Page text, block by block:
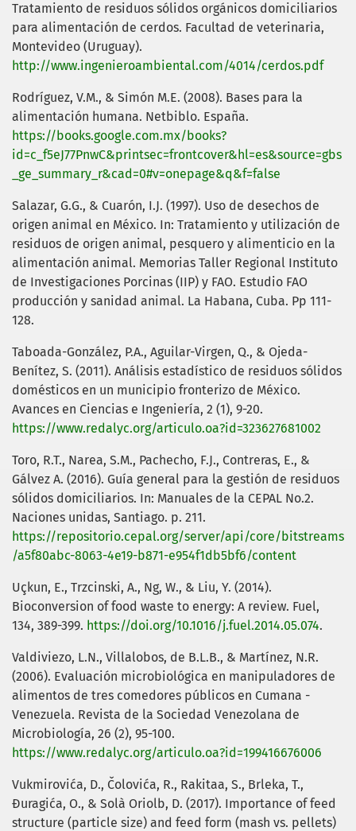
Tratamiento de residuos sólidos orgánicos domiciliarios
para alimentación de cerdos. Facultad de veterinaria,
Montevideo (Uruguay).
http://www.ingenieroambiental.com/4014/cerdos.pdf
Rodríguez, V.M., & Simón M.E. (2008). Bases para la
alimentación humana. Netbiblo. España.
https://books.google.com.mx/books?
id=c_f5eJ77PnwC&printsec=frontcover&hl=es&source=gbs
_ge_summary_r&cad=0#v=onepage&q&f=false
Salazar, G.G., & Cuarón, I.J. (1997). Uso de desechos de
origen animal en México. In: Tratamiento y utilización de
residuos de origen animal, pesquero y alimenticio en la
alimentación animal. Memorias Taller Regional Instituto
de Investigaciones Porcinas (IIP) y FAO. Estudio FAO
producción y sanidad animal. La Habana, Cuba. Pp 111-
128.
Taboada-González, P.A., Aguilar-Virgen, Q., & Ojeda-
Benítez, S. (2011). Análisis estadístico de residuos sólidos
domésticos en un municipio fronterizo de México.
Avances en Ciencias e Ingeniería, 2 (1), 9-20.
https://www.redalyc.org/articulo.oa?id=323627681002
Toro, R.T., Narea, S.M., Pachecho, F.J., Contreras, E., &
Gálvez A. (2016). Guía general para la gestión de residuos
sólidos domiciliarios. In: Manuales de la CEPAL No.2.
Naciones unidas, Santiago. p. 211.
https://repositorio.cepal.org/server/api/core/bitstreams
/a5f80abc-8063-4e19-b871-e954f1db5bf6/content
Uçkun, E., Trzcinski, A., Ng, W., & Liu, Y. (2014).
Bioconversion of food waste to energy: A review. Fuel,
134, 389-399. https://doi.org/10.1016/j.fuel.2014.05.074.
Valdiviezo, L.N., Villalobos, de B.L.B., & Martínez, N.R.
(2006). Evaluación microbiológica en manipuladores de
alimentos de tres comedores públicos en Cumana -
Venezuela. Revista de la Sociedad Venezolana de
Microbiología, 26 (2), 95-100.
https://www.redalyc.org/articulo.oa?id=199416676006
Vukmirovića, D., Čolovića, R., Rakitaa, S., Brleka, T.,
Đuragića, O., & Solà Oriolb, D. (2017). Importance of feed
structure (particle size) and feed form (mash vs. pellets)